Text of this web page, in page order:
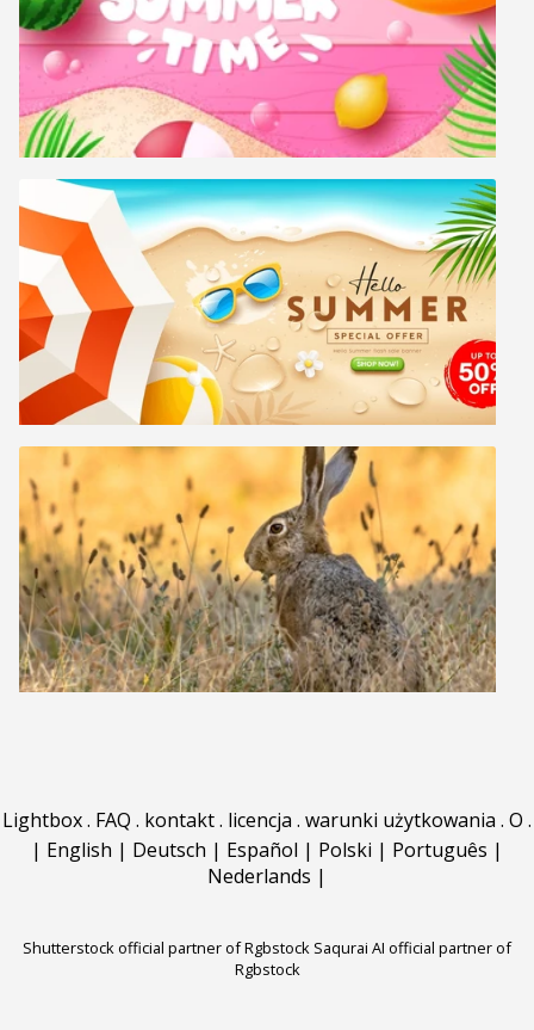
Lightbox. FAQ . kontakt. licencja . warunki użytkowania . O .
| English | Deutsch | Español | Polski | Português |
Nederlands |
Shutterstock official partner of Rgbstock Saqurai AI official partner of
Rgbstock